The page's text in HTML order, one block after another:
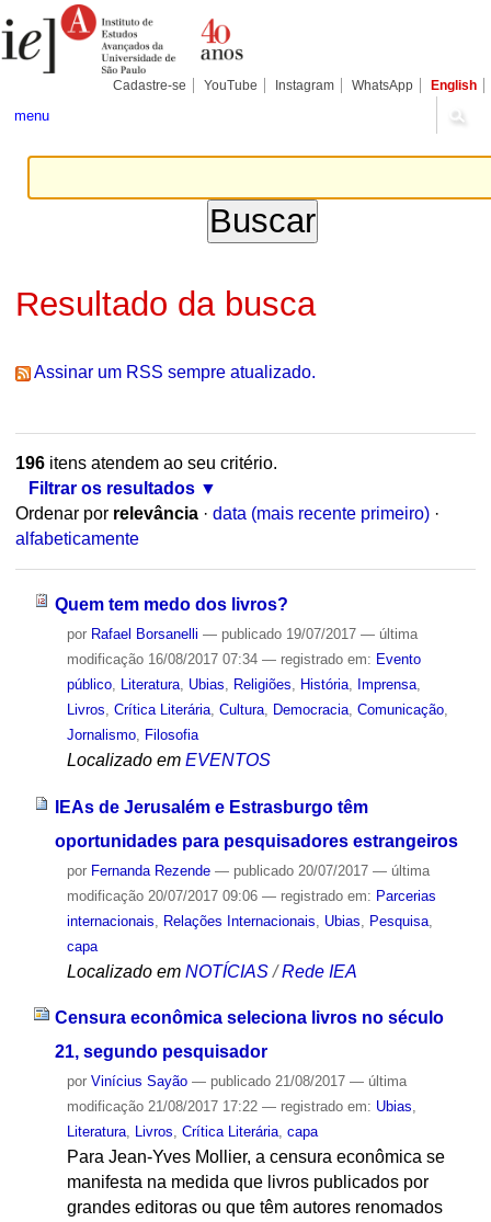
para
conteúdo.
Pessoais
Cadastre-se YouTube Instagram WhatsApp English
menu
Resultado da busca
Assinar um RSS sempre atualizado.
196itens atendem ao seu critério.
Filtrar os resultados
Ordenar por relevância · data (mais recente primeiro) ·
alfabeticamente
Quem tem medo dos livros?
por Rafael Borsanelli — publicado19/07/2017 — última
modificação16/08/2017 07:34 — registrado em: Evento
público, Literatura, Ubias Religiões História, Imprensa,
Livros Crítica Literária, Cultura, Democracia, Comunicação,
Jornalismo, Filosofia
Localizado em EVENTOS
IEAs de Jerusalém e Estrasburgo têm
oportunidades para pesquisadores estrangeiros
por Fernanda Rezende — publicado20/07/2017 — última
modificação20/07/2017 09:06 — registrado em: Parcerias
internacionais
Relações Internacionais Ubias Pesquisa,
capa
Localizado em NOTÍCIAS /Rede IEA
Censura econômica seleciona livros no século
21, segundo pesquisador
por Vinícius Sayão — publicado21/08/2017 — última
modificação21/08/2017 17:22 — registrado em: Ubias,
Literatura, Livros, Crítica Literária, capa
Para Jean-Yves Mollier, a censura econômica se
manifesta na medida que livros publicados por
grandes editoras ou que têm autores renomados